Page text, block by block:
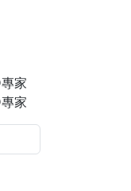
家
家